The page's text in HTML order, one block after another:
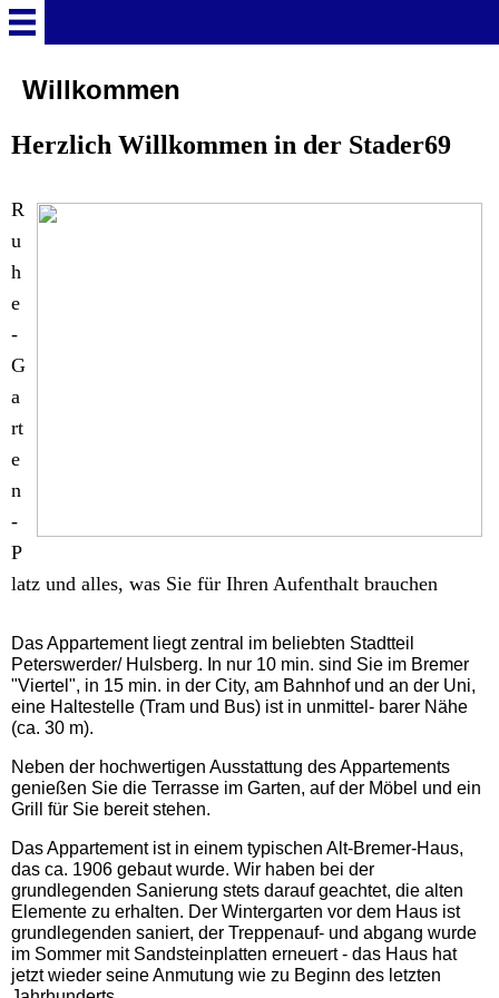
Willkommen
Preise
Kalender
Infos zu Bremen
Gästebuch
Wie haben Sie uns
gefunden?
Impressum & DSGVO
Willkommen
Herzlich Willkommen in der Stader69
R
u
h
e
-
G
a
rt
e
n
-
P
latz und alles, was Sie für Ihren Aufenthalt brauchen
Das Appartement liegt zentral im beliebten Stadtteil
Peterswerder/ Hulsberg. In nur 10 min. sind Sie im Bremer
"Viertel", in 15 min. in der City, am Bahnhof und an der Uni,
eine Haltestelle (Tram und Bus) ist in unmittel- barer Nähe
(ca. 30 m).
Neben der hochwertigen Ausstattung des Appartements
genießen Sie die Terrasse im Garten, auf der Möbel und ein
Grill für Sie bereit stehen.
Das Appartement ist in einem typischen Alt-Bremer-Haus,
das ca. 1906 gebaut wurde. Wir haben bei der
grundlegenden Sanierung stets darauf geachtet, die alten
Elemente zu erhalten. Der Wintergarten vor dem Haus ist
grundlegenden saniert, der Treppenauf- und abgang wurde
im Sommer mit Sandsteinplatten erneuert - das Haus hat
jetzt wieder seine Anmutung wie zu Beginn des letzten